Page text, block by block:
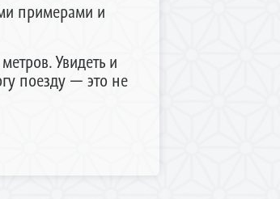
примерами и
Увидеть и
поезду — это не